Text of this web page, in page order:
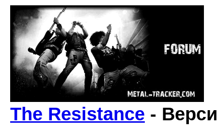
The Resistance -